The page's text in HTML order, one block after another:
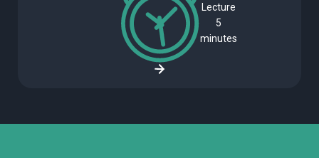
Lecture
5
minutes